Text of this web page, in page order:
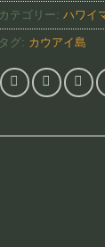
カテゴリー:ハワイ
タグ: カウアイ島